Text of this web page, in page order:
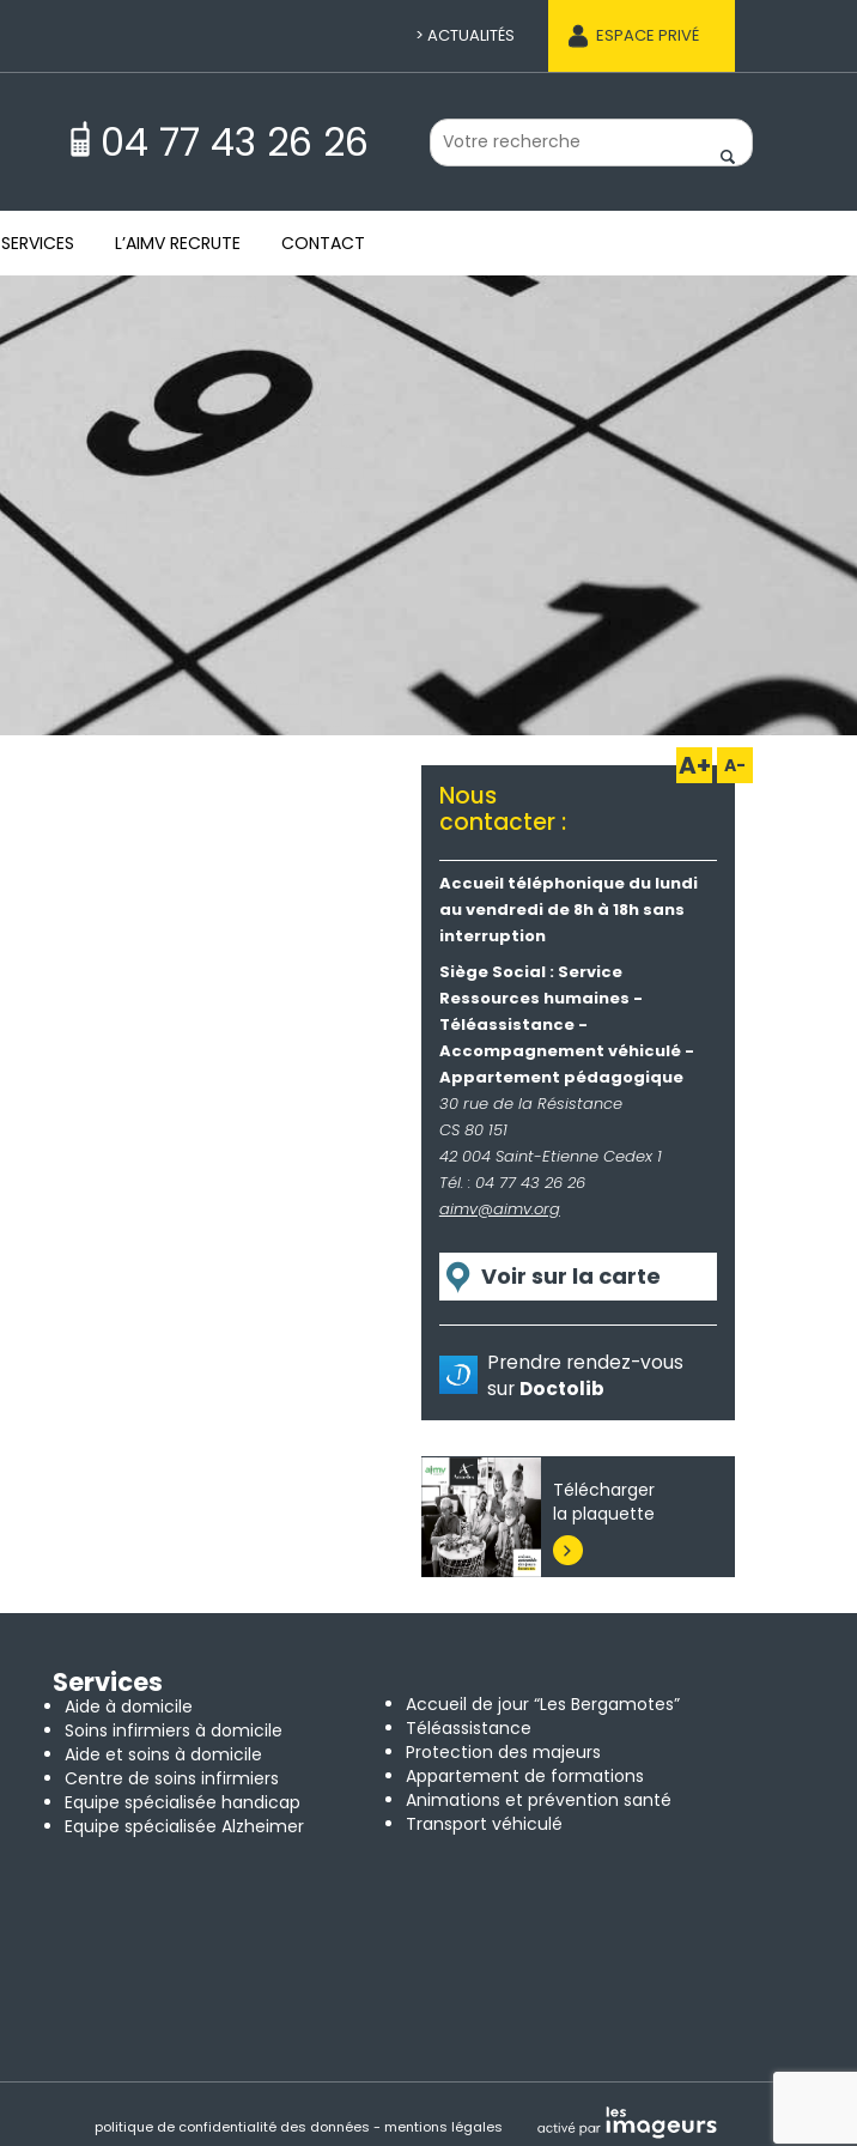
ACTUALITÉS ESPACE PRIVÉ
04 77 43 26 26
SERVICES L’AIMV RECRUTE CONTACT
A+ A-
Nous
contacter :
Accueil téléphonique du lundi
au vendredi de 8h à 18h sans
interruption
Siège Social : Service
Ressources humaines -
Téléassistance -
Accompagnement véhiculé -
Appartement pédagogique
30 rue de la Résistance
CS 80 151
42 004 Saint-Etienne Cedex 1
Tél. : 04 77 43 26 26
aimv@aimv.org
Voir sur la carte
Prendre rendez-vous
sur Doctolib
Télécharger
la plaquette

Services
Aide à domicile
Soins infirmiers à domicile
Aide et soins à domicile
Centre de soins infirmiers
Equipe spécialisée handicap
Equipe spécialisée Alzheimer
Accueil de jour “Les Bergamotes”
Téléassistance
Protection des majeurs
Appartement de formations
Animations et prévention santé
Transport véhiculé
politique de confidentialité des données mentions légales